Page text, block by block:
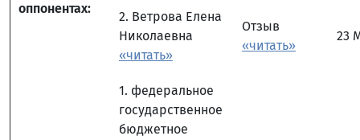
оппонентах:
2. Ветрова Елена
Николаевна
«читать»
Отзыв
«читать»
23
1. федеральное
государственное
бюджетное